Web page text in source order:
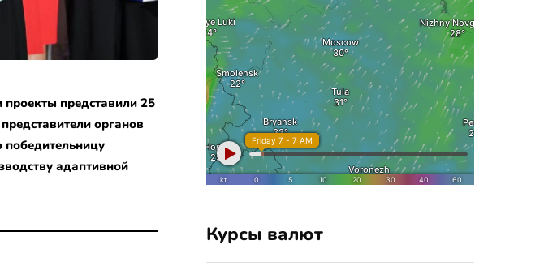
представили 25
органов
адаптивной
Курсы валют